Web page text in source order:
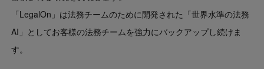
「LegalOn」は法務チームのために開発された「世界水準の法務
AI」としてお客様の法務チームを強力にバックアップし続けま
す。